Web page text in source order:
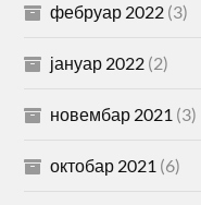
фебруар 2022 (3)
јануар 2022 (2)
новембар 2021 (3)
октобар 2021 (6)